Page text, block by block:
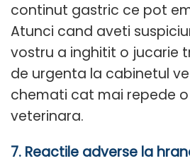
continut gastric ce pot
Atunci cand aveti
vostru a inghitit o jucarie
de urgenta la cabinetul
chemati cat mai repede
veterinara.
7. Reactile adverse la